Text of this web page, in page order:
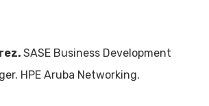
SASE Business Development
HPE Aruba Networking.